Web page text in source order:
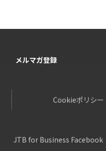
メルマガ登録
Cookieポリシー
JTB for Business Facebook